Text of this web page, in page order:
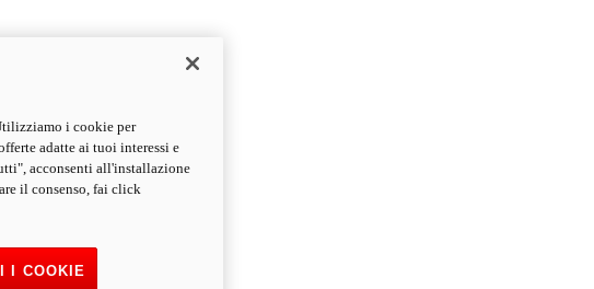
i cookie per
adatte ai tuoi interessi e
acconsenti all'installazione
il consenso, fai click
I COOKIE